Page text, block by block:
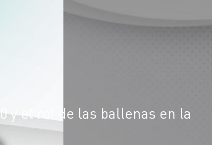
y el rol de las ballenas en la